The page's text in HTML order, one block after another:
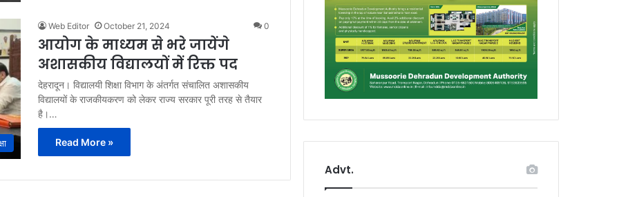
Web Editor October 21, 2024 0
आयोग के माध्यम से भरे जायेंगे
अशासकीय विद्यालयों में रिक्त पद
देहरादून। विद्यालयी शिक्षा विभाग के अंतर्गत संचालित अशासकीय
विद्यालयों के राजकीयकरण को लेकर राज्य सरकार पूरी तरह से तैयार
है।…
Read More »
Advt.